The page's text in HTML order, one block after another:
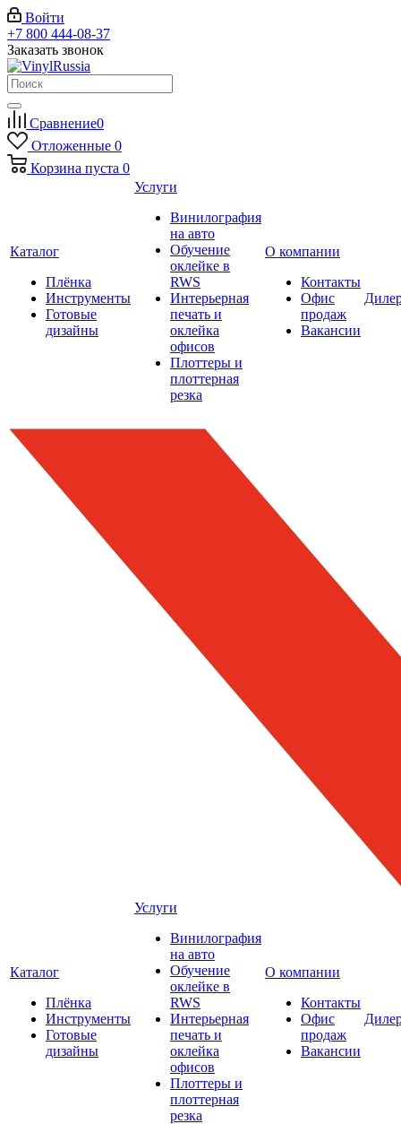
Войти
+7 800 444-08-37
Заказать звонок
Сравнение0
Отложенные 0
Корзина пуста 0
Каталог
Плёнка
Инструменты
Готовые
дизайны
Услуги
Винилография
на авто
Обучение
оклейке в
RWS
Интерьерная
печать и
оклейка
офисов
Плоттеры и
плоттерная
резка
О компании
Контакты
Офис
продаж
Вакансии
Каталог
Плёнка
Инструменты
Готовые
дизайны
Услуги
Винилография
на авто
Обучение
оклейке в
RWS
Интерьерная
печать и
оклейка
офисов
Плоттеры и
плоттерная
резка
О компании
Контакты
Офис
продаж
Вакансии